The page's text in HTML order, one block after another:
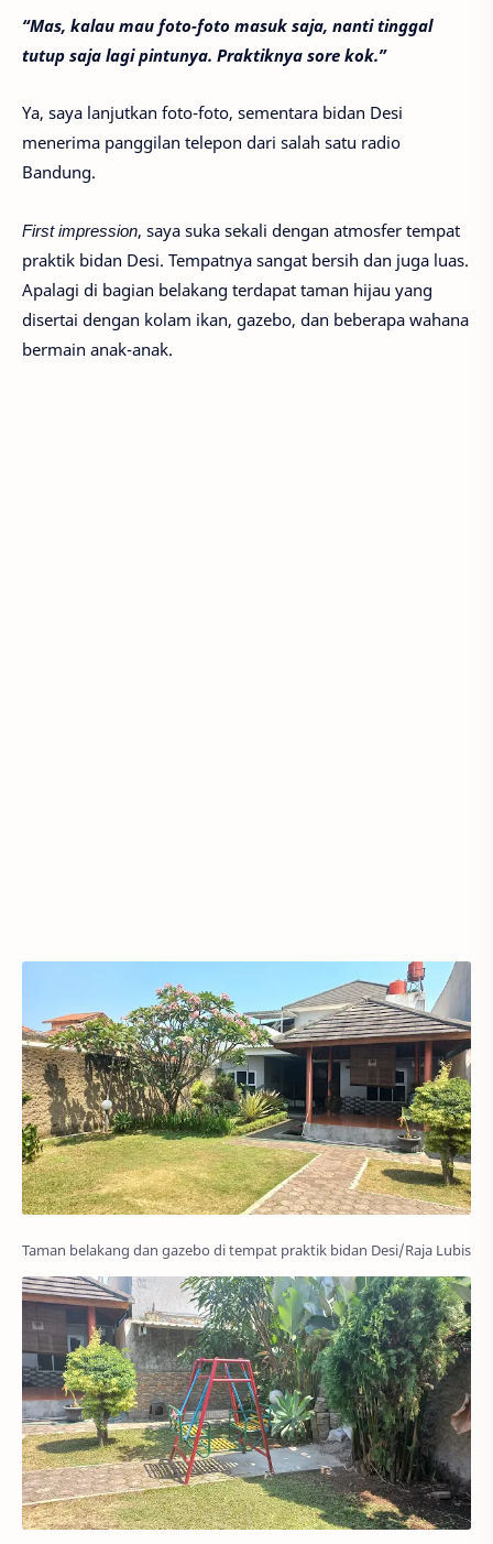
“Mas, kalau mau foto-foto masuk saja, nanti tinggal
tutup saja lagi pintunya. Praktiknya sore kok.”
Ya, saya lanjutkan foto-foto, sementara bidan Desi
menerima panggilan telepon dari salah satu radio
Bandung.
First impression, saya suka sekali dengan atmosfer tempat
praktik bidan Desi. Tempatnya sangat bersih dan juga luas.
Apalagi di bagian belakang terdapat taman hijau yang
disertai dengan kolam ikan, gazebo, dan beberapa wahana
bermain anak-anak.
Taman belakang dan gazebo di tempat praktik bidan Desi/Raja Lubis